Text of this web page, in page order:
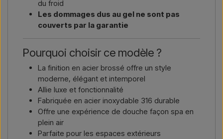
du froid
Les dommages dus au gel ne sont pas
couverts par la garantie
Pourquoi choisir ce modèle ?
La finition en acier brossé offre un style
moderne, élégant et intemporel
Allie luxe et fonctionnalité
Fabriquée en acier inoxydable 316 durable
Offre une expérience de douche façon spa en
plein air
Parfaite pour les espaces extérieurs